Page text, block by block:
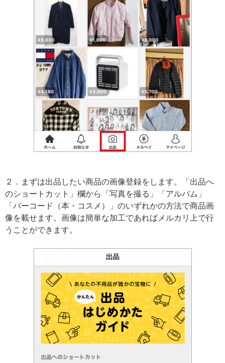
２．まずは出品したい商品の画像登録をします。「出品へ
のショートカット」欄から「写真を撮る」「アルバム」
「バーコード（本・コスメ）」のいずれかの方法で商品画
像を載せます。画像は簡単な加工であればメルカリ上で行
うことができます。